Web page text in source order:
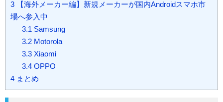
3 【海外メーカー編】新規メーカーが国内Androidスマホ市
場へ参入中
3.1 Samsung
3.2Motorola
3.3Xiaomi
3.4OPPO
4 まとめ